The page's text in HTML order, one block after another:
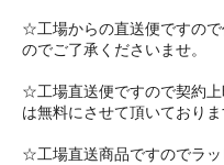
☆工場からの直送便ですの
のでご了承くださいませ。
☆工場直送便ですので契約
は無料にさせて頂いており
☆工場直送商品ですのでラ